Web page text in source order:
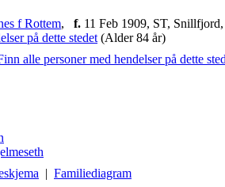
f Rottem, f. 11 Feb 1909, ST,
(Alder 84 år)
| Familiediagram